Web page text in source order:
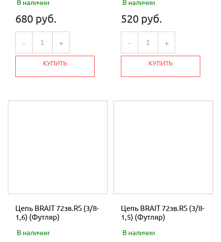
В наличии
680 руб.
- +
КУПИТЬ
В наличии
520 руб.
- +
КУПИТЬ
Цепь BRAIT 72зв.RS (3/8-
1,6) (Футляр)
В наличии
Цепь BRAIT 72зв.RS (3/8-
1,5) (Футляр)
В наличии